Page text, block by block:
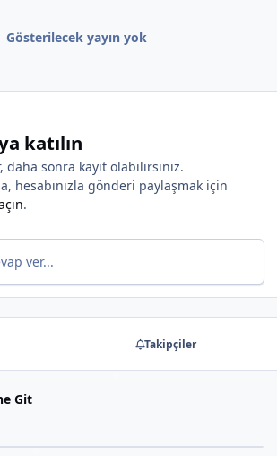
Gösterilecek yayın yok
katılın
daha sonra kayıt olabilirsiniz.
hesabınızla gönderi paylaşmak için
.
ver...
Takipçiler
Git